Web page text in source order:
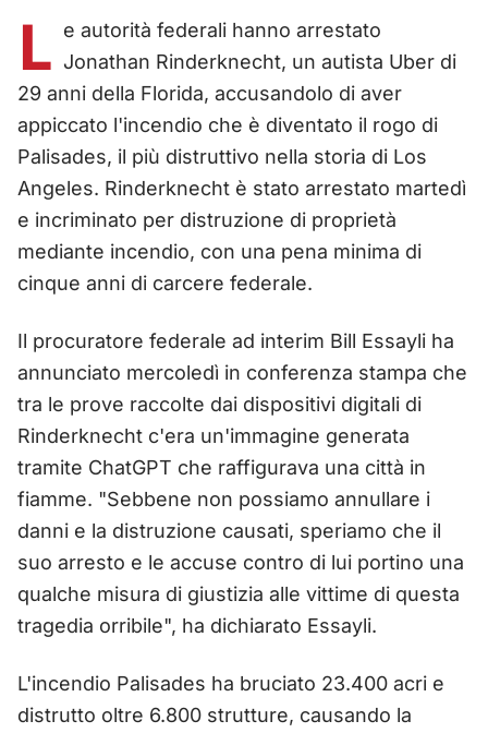
L e autorità federali hanno arrestato
Jonathan Rinderknecht, un autista Uber di
29 anni della Florida, accusandolo di aver
appiccato l'incendio che è diventato il rogo di
Palisades, il più distruttivo nella storia di Los
Angeles. Rinderknecht è stato arrestato martedì
e incriminato per distruzione di proprietà
mediante incendio, con una pena minima di
cinque anni di carcere federale.
Il procuratore federale ad interim Bill Essayli ha
annunciato mercoledì in conferenza stampa che
tra le prove raccolte dai dispositivi digitali di
Rinderknecht c'era un'immagine generata
tramite ChatGPT che raffigurava una città in
fiamme. "Sebbene non possiamo annullare i
danni e la distruzione causati, speriamo che il
suo arresto e le accuse contro di lui portino una
qualche misura di giustizia alle vittime di questa
tragedia orribile", ha dichiarato Essayli.
L'incendio Palisades ha bruciato 23.400 acri e
distrutto oltre 6.800 strutture, causando la